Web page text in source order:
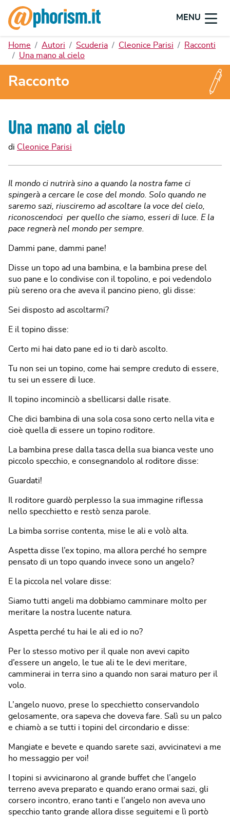
MENU
Home Autori Scuderia Cleonice Parisi
Racconti
Una mano al cielo
Racconto
Una mano al cielo
di Cleonice Parisi
Il mondo ci nutrirà sino a quando la nostra fame ci
spingerà a cercare le cose del mondo. Solo quando ne
saremo sazi, riusciremo ad ascoltare la voce del cielo,
riconoscendoci per quello che siamo, esseri di luce. E la
pace regnerà nel mondo per sempre.
Dammi pane, dammi pane!
Disse un topo ad una bambina, e la bambina prese del
suo pane e lo condivise con il topolino, e poi vedendolo
più sereno ora che aveva il pancino pieno, gli disse:
Sei disposto ad ascoltarmi?
E il topino disse:
Certo mi hai dato pane ed io ti darò ascolto.
Tu non sei un topino, come hai sempre creduto di essere,
tu sei un essere di luce.
Il topino incominciò a sbellicarsi dalle risate.
Che dici bambina di una sola cosa sono certo nella vita e
cioè quella di essere un topino roditore.
La bambina prese dalla tasca della sua bianca veste uno
piccolo specchio, e consegnandolo al roditore disse:
Guardati!
Il roditore guardò perplesso la sua immagine riflessa
nello specchietto e restò senza parole.
La bimba sorrise contenta, mise le ali e volò alta.
Aspetta disse l’ex topino, ma allora perché ho sempre
pensato di un topo quando invece sono un angelo?
E la piccola nel volare disse:
Siamo tutti angeli ma dobbiamo camminare molto per
meritare la nostra lucente natura.
Aspetta perché tu hai le ali ed io no?
Per lo stesso motivo per il quale non avevi capito
d’essere un angelo, le tue ali te le devi meritare,
camminerai in terra sino a quando non sarai maturo per il
volo.
L’angelo nuovo, prese lo specchietto conservandolo
gelosamente, ora sapeva che doveva fare. Salì su un palco
e chiamò a se tutti i topini del circondario e disse:
Mangiate e bevete e quando sarete sazi, avvicinatevi a me
ho messaggio per voi!
I topini si avvicinarono al grande buffet che l’angelo
terreno aveva preparato e quando erano ormai sazi, gli
corsero incontro, erano tanti e l’angelo non aveva uno
specchio tanto grande allora disse seguitemi e lì portò